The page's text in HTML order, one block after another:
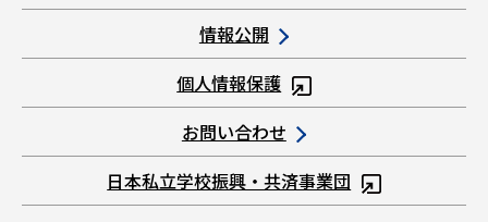
情報公開
個人情報保護
お問い合わせ
日本私立学校振興・共済事業団